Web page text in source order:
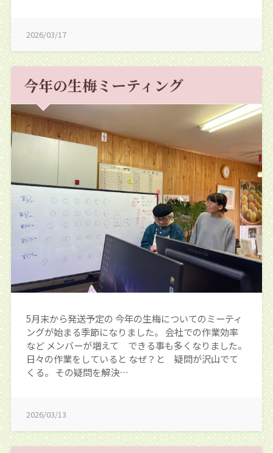
2026/03/17
今年の生梅ミーティング
5月末から発送予定の 今年の生梅についてのミーティ
ングが始まる季節になりました。 会社での作業効率
など メンバーが増えて できる事も多くなりました。
日々の作業をしていると なぜ？と 疑問が沢山でて
くる。 その疑問を解決…
2026/03/13